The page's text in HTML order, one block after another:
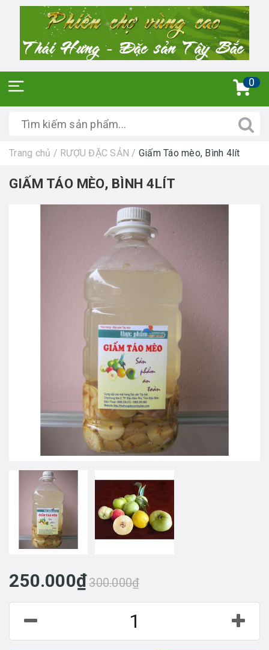
0
Trang chủ / RƯỢU ĐẶC SẢN / Giấm Táo mèo, Bình 4lít
GIẤM TÁO MÈO, BÌNH 4LÍT
250.000₫300.000₫